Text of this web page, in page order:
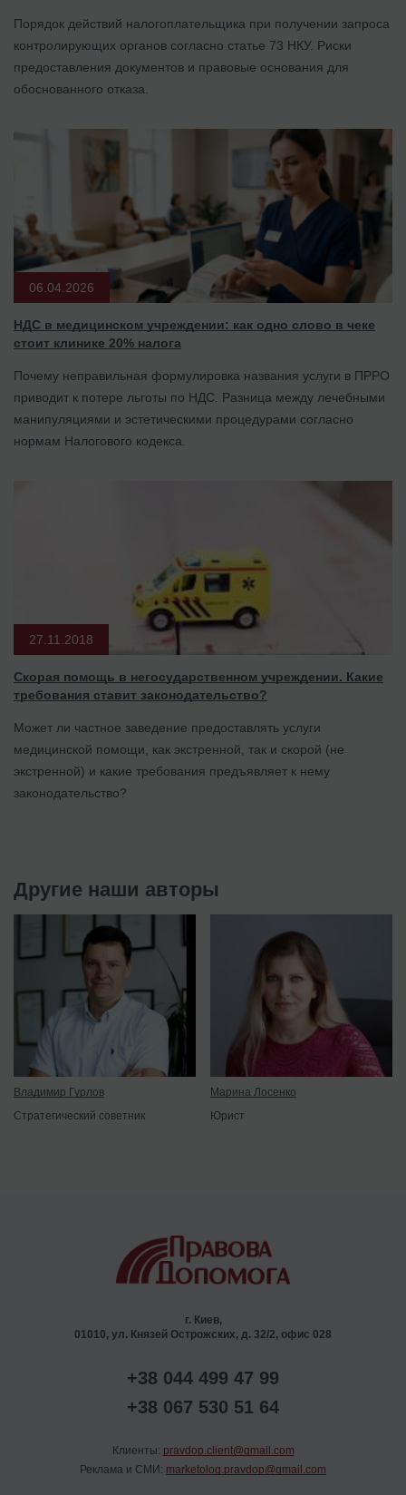
Порядок действий налогоплательщика при получении запроса
контролирующих органов согласно статье 73 НКУ. Риски
предоставления документов и правовые основания для
обоснованного отказа.
06.04.2026
НДС в медицинском учреждении: как одно слово в чеке
стоит клинике 20% налога
Почему неправильная формулировка названия услуги в ПРРО
приводит к потере льготы по НДС. Разница между лечебными
манипуляциями и эстетическими процедурами согласно
нормам Налогового кодекса.
27.11.2018
Скорая помощь в негосударственном учреждении. Какие
требования ставит законодательство?
Может ли частное заведение предоставлять услуги
медицинской помощи, как экстренной, так и скорой (не
экстренной) и какие требования предъявляет к нему
законодательство?
Другие наши авторы
Владимир Гурлов
Стратегический советник
Марина Лосенко
Юрист
г. Киев,
01010, ул. Князей Острожских, д. 32/2, офис 028
+38 044 499 47 99
+38 067 530 51 64
Клиенты: pravdop.client@gmail.com
Реклама и СМИ: marketolog.pravdop@gmail.com